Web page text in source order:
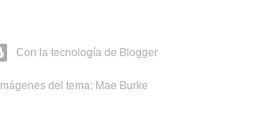
Con la tecnología de Blogger
Imágenes del tema: Mae Burke